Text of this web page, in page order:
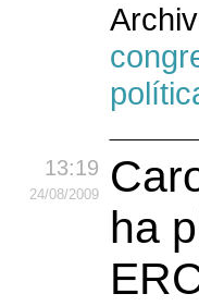
13:19
24/08/2009
ha